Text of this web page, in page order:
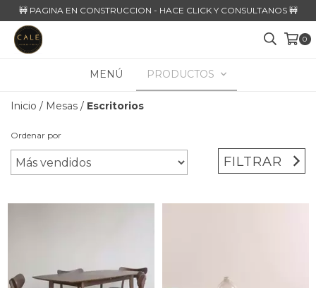
🚧 PAGINA EN CONSTRUCCION - HACE CLICK Y CONSULTANOS 🚧
0
MENÚ PRODUCTOS
Inicio / Mesas / Escritorios
Ordenar por
FILTRAR